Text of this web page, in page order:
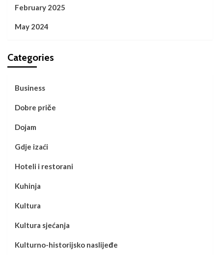
February 2025
May 2024
Categories
Business
Dobre priče
Dojam
Gdje izaći
Hoteli i restorani
Kuhinja
Kultura
Kultura sjećanja
Kulturno-historijsko naslijeđe